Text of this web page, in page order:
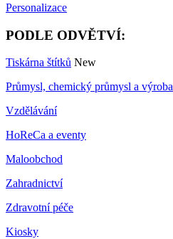
Personalizace
PODLE ODVĚTVÍ:
Tiskárna štítků New
Průmysl, chemický průmysl a výroba
Vzdělávání
HoReCa a eventy
Maloobchod
Zahradnictví
Zdravotní péče
Kiosky